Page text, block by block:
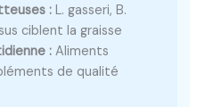
:L. gasseri, B.
ciblent la graisse
:Aliments
de qualité